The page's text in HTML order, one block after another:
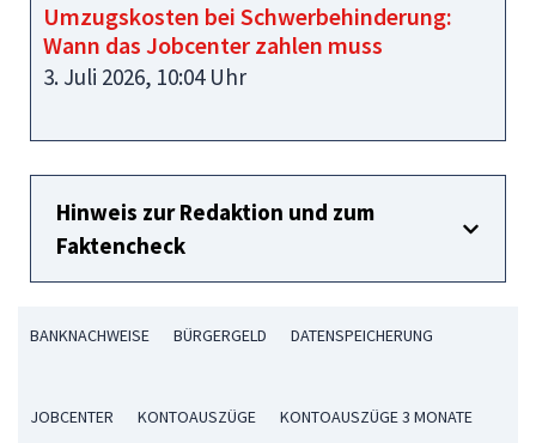
Umzugskosten bei Schwerbehinderung:
Wann das Jobcenter zahlen muss
3. Juli 2026, 10:04 Uhr
Hinweis zur Redaktion und zum
Faktencheck
BANKNACHWEISE BÜRGERGELD DATENSPEICHERUNG
JOBCENTER KONTOAUSZÜGE KONTOAUSZÜGE 3 MONATE